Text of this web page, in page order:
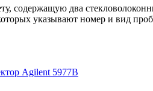
содержащую два
указывают номер и вид
Agilent 5977B